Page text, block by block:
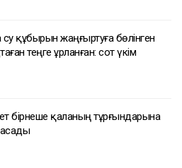
құбырын жаңғыртуға бөлінген
теңге ұрланған: сот үкім
бірнеше қаланың тұрғындарына